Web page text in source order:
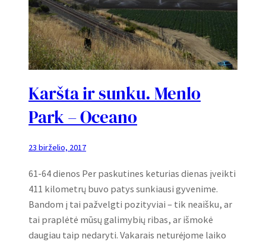
Karšta ir sunku. Menlo
Park – Oceano
23 birželio, 2017
61-64 dienos Per paskutines keturias dienas įveikti
411 kilometrų buvo patys sunkiausi gyvenime.
Bandom į tai pažvelgti pozityviai – tik neaišku, ar
tai praplėtė mūsų galimybių ribas, ar išmokė
daugiau taip nedaryti. Vakarais neturėjome laiko